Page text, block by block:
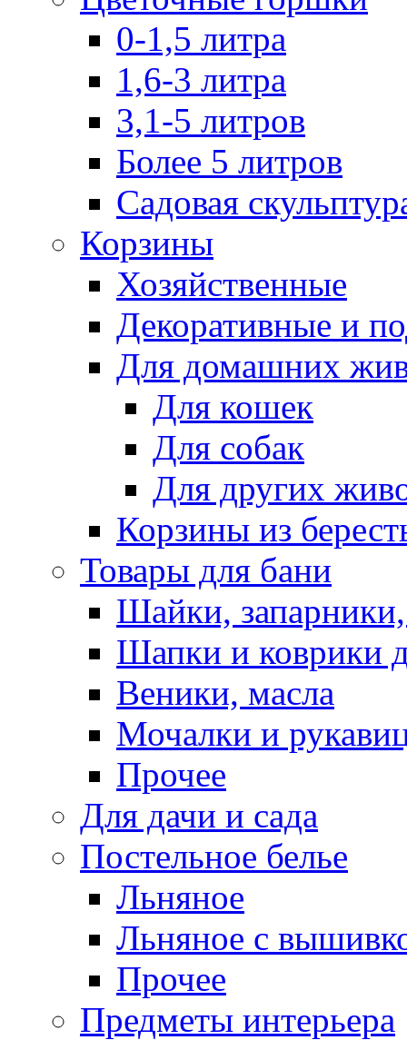
0-1,5 литра
1,6-3 литра
3,1-5 литров
Более 5 литров
Садовая
Корзины
Хозяйственные
Декоративные и
Для домашних
Для кошек
Для собак
Для других
Корзины из
Товары для бани
Шайки,
Шапки и коврики
Веники, масла
Мочалки и
Прочее
Для дачи и сада
Постельное белье
Льняное
Льняное с
Прочее
Предметы интерьера